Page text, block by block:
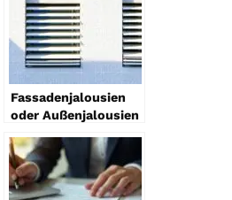
Fassadenjalousien
oder Außenjalousien
wählen?